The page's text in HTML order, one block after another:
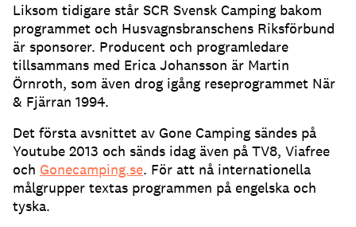
Liksom tidigare står SCR Svensk Camping bakom
programmet och Husvagnsbranschens Riksförbund
är sponsorer. Producent och programledare
tillsammans med Erica Johansson är Martin
Örnroth, som även drog igång reseprogrammet När
& Fjärran 1994.
Det första avsnittet av Gone Camping sändes på
Youtube 2013 och sänds idag även på TV8, Viafree
och Gonecamping.se. För att nå internationella
målgrupper textas programmen på engelska och
tyska.